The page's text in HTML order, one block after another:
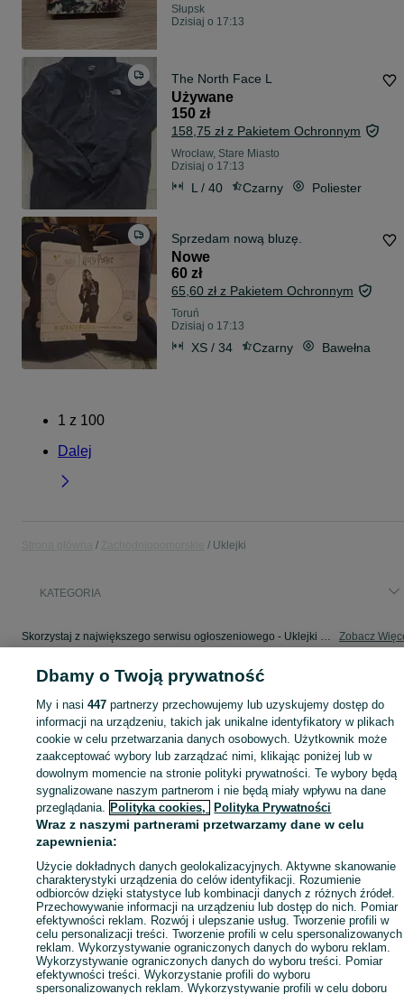
Słupsk
Dzisiaj o 17:13
The North Face L
Używane
150 zł
158,75 zł z Pakietem Ochronnym
Wrocław, Stare Miasto
Dzisiaj o 17:13
L / 40 Czarny Poliester
Sprzedam nową bluzę.
Nowe
60 zł
65,60 zł z Pakietem Ochronnym
Toruń
Dzisiaj o 17:13
XS / 34 Czarny Bawełna
1 z 100
Dalej
Uklejki
KATEGORIA
Skorzystaj z największego serwisu ogłoszeniowego - Uklejki i okolice! Kupuj to, czego pragniesz i sprzedawaj to, czego już nie potrzebujesz! Zobacz
Mapa kategorii
Mapa miejscowości
Mapa ministron
Popularne wyszukiwania
Dbamy o Twoją prywatność
My i nasi447 partnerzy przechowujemy lub uzyskujemy dostęp do
informacji na urządzeniu, takich jak unikalne identyfikatory w plikach
cookie w celu przetwarzania danych osobowych. Użytkownik może
zaakceptować wybory lub zarządzać nimi, klikając poniżej lub w
dowolnym momencie na stronie polityki prywatności. Te wybory będą
sygnalizowane naszym partnerom i nie będą miały wpływu na dane
przeglądania. Polityka cookies, Polityka Prywatności
Wraz z naszymi partnerami przetwarzamy dane w celu
zapewnienia:
Użycie dokładnych danych geolokalizacyjnych. Aktywne skanowanie
charakterystyki urządzenia do celów identyfikacji. Rozumienie
odbiorców dzięki statystyce lub kombinacji danych z różnych źródeł.
Przechowywanie informacji na urządzeniu lub dostęp do nich. Pomiar
efektywności reklam. Rozwój i ulepszanie usług. Tworzenie profili w
celu personalizacji treści. Tworzenie profili w celu spersonalizowanych
reklam. Wykorzystywanie ograniczonych danych do wyboru reklam.
Wykorzystywanie ograniczonych danych do wyboru treści. Pomiar
efektywności treści. Wykorzystanie profili do wyboru
spersonalizowanych reklam. Wykorzystywanie profili w celu doboru